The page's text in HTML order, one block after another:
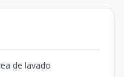
de lavado